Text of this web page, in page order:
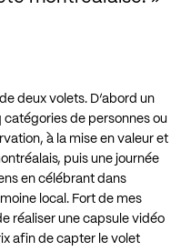
deux volets. D’abord un
de personnes ou
à la mise en valeur et
puis une journée
en célébrant dans
local. Fort de mes
réaliser une capsule vidéo
afin de capter le volet